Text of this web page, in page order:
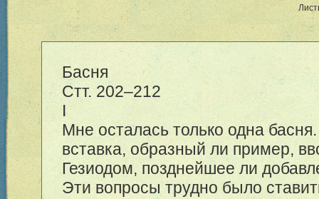
Басня
Стт. 202–212
I
Мне осталась только одна
вставка, образный ли пример,
Гезиодом, позднейшее ли
Эти вопросы трудно было